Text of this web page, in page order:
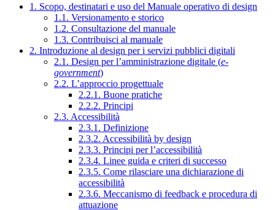
1. Scopo, destinatari e uso del Manuale operativo di design
1.1. Versionamento e storico
1.2. Consultazione del manuale
1.3. Contribuisci al manuale
2. Introduzione al design per i servizi pubblici digitali
2.1. Design per l’amministrazione digitale (e-
government)
2.2. L’approccio progettuale
2.2.1. Buone pratiche
2.2.2. Principi
2.3. Accessibilità
2.3.1. Definizione
2.3.2. Accessibilità by design
2.3.3. Principi per l’accessibilità
2.3.4. Linee guida e criteri di successo
2.3.5. Come rilasciare una dichiarazione di
accessibilità
2.3.6. Meccanismo di feedback e procedura di
attuazione